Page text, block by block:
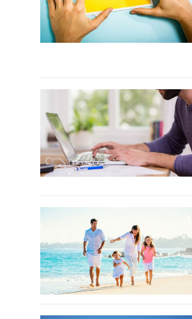
Все страны
Великобритания
Венгрия
Германия
Испания
Казахстан
Канада